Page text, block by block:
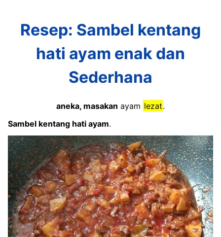
Resep: Sambel kentang
hati ayam enak dan
Sederhana
aneka, masakan ayam lezat.
Sambel kentang hati ayam.